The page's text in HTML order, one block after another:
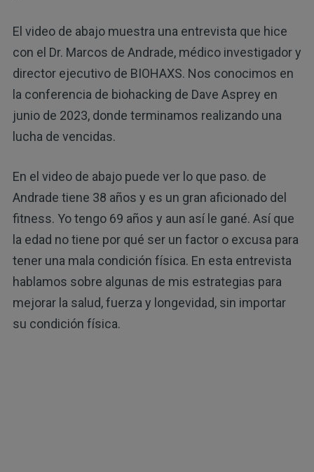
El video de abajo muestra una entrevista que hice
con el Dr. Marcos de Andrade, médico investigador y
director ejecutivo de BIOHAXS. Nos conocimos en
la conferencia de biohacking de Dave Asprey en
junio de 2023, donde terminamos realizando una
lucha de vencidas.
En el video de abajo puede ver lo que paso. de
Andrade tiene 38 años y es un gran aficionado del
fitness. Yo tengo 69 años y aun así le gané. Así que
la edad no tiene por qué ser un factor o excusa para
tener una mala condición física. En esta entrevista
hablamos sobre algunas de mis estrategias para
mejorar la salud, fuerza y longevidad, sin importar
su condición física.